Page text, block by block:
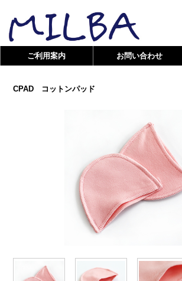
ご利用案内 お問い合わせ
CPAD コットンパッド